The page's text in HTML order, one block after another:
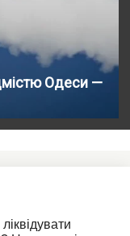
Одеси —